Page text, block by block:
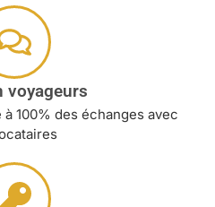
voyageurs
100% des échanges avec